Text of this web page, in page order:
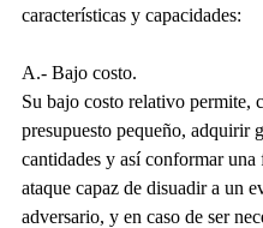
características y capacidades:
A.- Bajo costo.
Su bajo costo relativo permite,
presupuesto pequeño, adquirir
cantidades y así conformar una
ataque capaz de disuadir a un
adversario, y en caso de ser